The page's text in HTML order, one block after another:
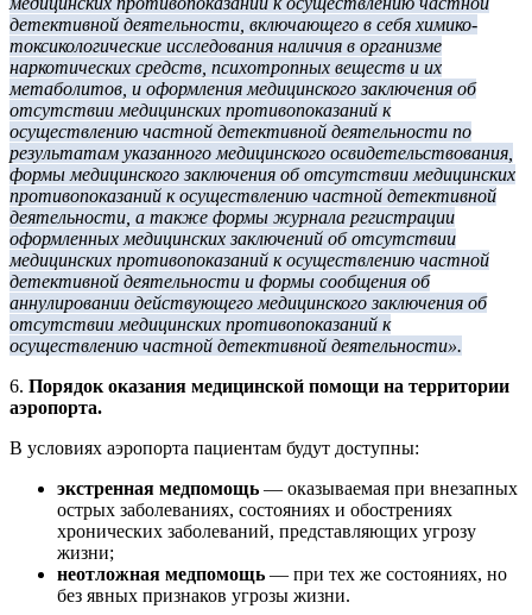
детективной деятельности, включающего в себя химико-
токсикологические исследования наличия в организме
наркотических средств, психотропных веществ и их
метаболитов, и оформления медицинского заключения об
отсутствии медицинских противопоказаний к
осуществлению частной детективной деятельности по
результатам указанного медицинского освидетельствования,
формы медицинского заключения об отсутствии медицинских
противопоказаний к осуществлению частной детективной
деятельности, а также формы журнала регистрации
оформленных медицинских заключений об отсутствии
медицинских противопоказаний к осуществлению частной
детективной деятельности и формы сообщения об
аннулировании действующего медицинского заключения об
отсутствии медицинских противопоказаний к
осуществлению частной детективной деятельности».
6. Порядок оказания медицинской помощи на территории
аэропорта.
В условиях аэропорта пациентам будут доступны:
экстренная медпомощь — оказываемая при внезапных
острых заболеваниях, состояниях и обострениях
хронических заболеваний, представляющих угрозу
жизни;
неотложная медпомощь — при тех же состояниях, но
без явных признаков угрозы жизни.